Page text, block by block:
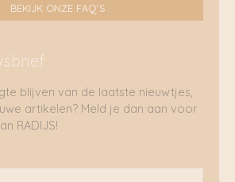
BEKIJK ONZE FAQ'S
blijven van de laatste nieuwtjes,
artikelen? Meld je dan aan voor
RADIJS!